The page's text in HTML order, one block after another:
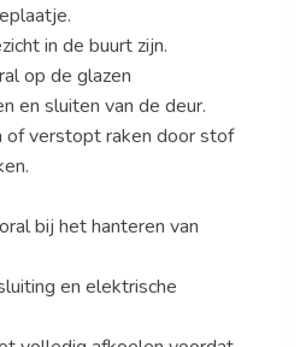
in de buurt zijn.
op de glazen
en sluiten van de deur.
of verstopt raken door stof
bij het hanteren van
en elektrische